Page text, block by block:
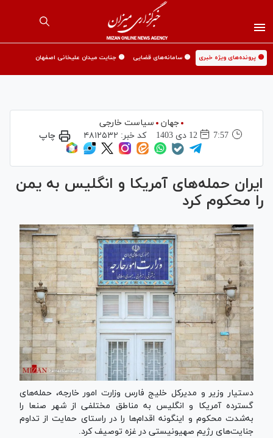
🟡 پرونده‌های ویژه خبری 🟡 سامانه‌های قضایی 🟡 جنایت میدان علیخانی اصفهان
جهان
سیاست خارجی
7:57
12 دی 1403 کد خبر: ۴۸۱۲۵۳۲ چاپ
ایران حمله‌های آمریکا و انگلیس به یمن
را محکوم کرد
دستیار وزیر و مدیرکل خلیج فارس وزارت امور خارجه، حمله‌های
گسترده آمریکا و انگلیس به مناطق مختلفی از شهر صنعا را
به‌شدت محکوم و اینگونه اقدام‌ها را در راستای حمایت از تداوم
جنایت‌های رژیم صهیونیستی در غزه توصیف کرد.